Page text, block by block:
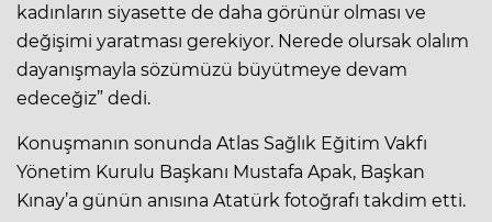
kadınların siyasette de daha görünür olması ve
değişimi yaratması gerekiyor. Nerede olursak olalım
dayanışmayla sözümüzü büyütmeye devam
edeceğiz” dedi.
Konuşmanın sonunda Atlas Sağlık Eğitim Vakfı
Yönetim Kurulu Başkanı Mustafa Apak, Başkan
Kınay’a günün anısına Atatürk fotoğrafı takdim etti.